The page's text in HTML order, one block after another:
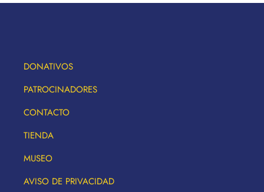
DONATIVOS
PATROCINADORES
CONTACTO
TIENDA
MUSEO
AVISO DE PRIVACIDAD